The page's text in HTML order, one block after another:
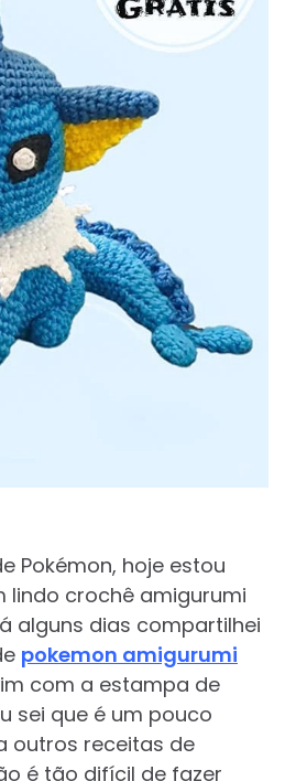
Pokémon, hoje estou
lindo crochê amigurumi
alguns dias compartilhei
pokemon amigurumi
com a estampa de
sei que é um pouco
outros receitas de
é tão difícil de fazer